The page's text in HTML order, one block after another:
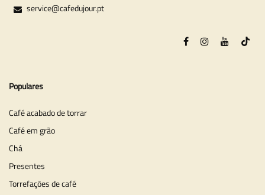
service@cafedujour.pt
Populares
Café acabado de torrar
Café em grão
Chá
Presentes
Torrefações de café